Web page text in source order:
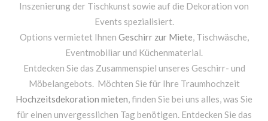
Inszenierung der Tischkunst sowie auf die Dekoration von
Events spezialisiert.
Options vermietet Ihnen Geschirr zur Miete, Tischwäsche,
Eventmobiliar und Küchenmaterial.
Entdecken Sie das Zusammenspiel unseres Geschirr- und
Möbelangebots. Möchten Sie für Ihre Traumhochzeit
Hochzeitsdekoration mieten, finden Sie bei uns alles, was Sie
für einen unvergesslichen Tag benötigen. Entdecken Sie das